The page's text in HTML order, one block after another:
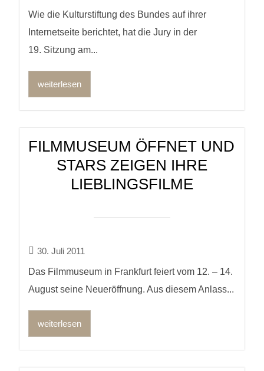
Wie die Kulturstiftung des Bundes auf ihrer
Internetseite berichtet, hat die Jury in der
19. Sitzung am...
weiterlesen
FILMMUSEUM ÖFFNET UND
STARS ZEIGEN IHRE
LIEBLINGSFILME
30. Juli 2011
Das Filmmuseum in Frankfurt feiert vom 12. – 14.
August seine Neueröffnung. Aus diesem Anlass...
weiterlesen